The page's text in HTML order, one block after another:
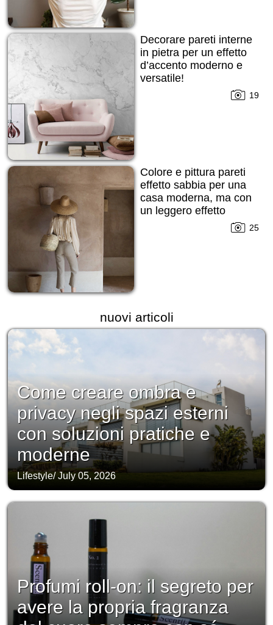
Decorare pareti interne
in pietra per un effetto
d’accento moderno e
versatile!
19
Colore e pittura pareti
effetto sabbia per una
casa moderna, ma con
un leggero effetto
25
nuovi articoli
Come creare ombra e
privacy negli spazi esterni
con soluzioni pratiche e
moderne
Lifestyle/July 05, 2026
Profumi roll-on: il segreto per
avere la propria fragranza